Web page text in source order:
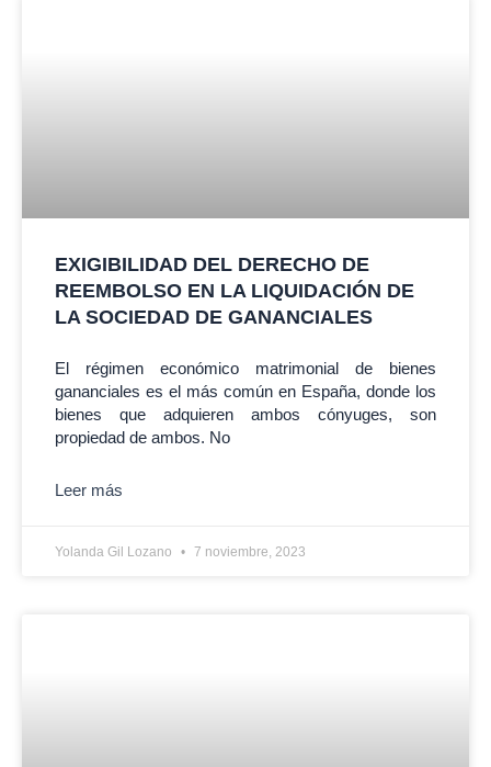
EXIGIBILIDAD DEL DERECHO DE
REEMBOLSO EN LA LIQUIDACIÓN DE
LA SOCIEDAD DE GANANCIALES
El régimen económico matrimonial de bienes
gananciales es el más común en España, donde los
bienes que adquieren ambos cónyuges, son
propiedad de ambos. No
Leer más
Yolanda Gil Lozano 7 noviembre, 2023